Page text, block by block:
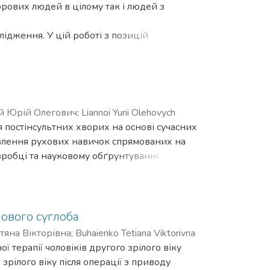
людей в цілому так і людей з
У цій роботі з позицій
підлітків 15–16 років із
розвитку осіб з вадами зору.
ранкову, гігієнічну гімнастику,
Юрій Олегович; Liannoi Yurii Olehovych
хворих на основі сучасних
рухових навичок спрямованих на
та науковому обґрунтуванні
дослідження проблем на основі
активності та участі. Розроблено та
та відновному періодах в умовах
пацієнтів.
суглоба
Вікторівна; Buhaienko Tetiana Viktorivna
чоловіків другого зрілого віку
віку після операції з приводу